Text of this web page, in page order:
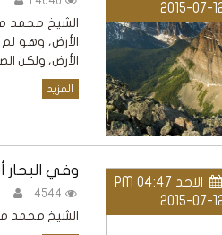
2015-07-
الشيخ محمد
الأرض، وهو
الأرض، ولكن
المزيد
الاحد PM 04:47
2015-07-
وفي البحار
الشيخ محمد